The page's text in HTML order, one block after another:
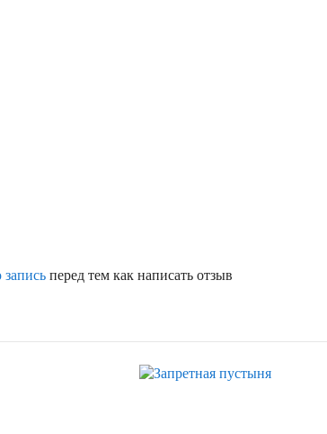
запись перед тем как написать отзыв